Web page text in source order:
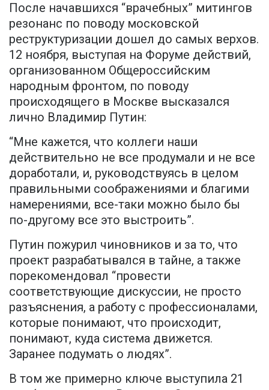
После начавшихся “врачебных” митингов
резонанс по поводу московской
реструктуризации дошел до самых верхов.
12 ноября, выступая на Форуме действий,
организованном Общероссийским
народным фронтом, по поводу
происходящего в Москве высказался
лично Владимир Путин:
“Мне кажется, что коллеги наши
действительно не все продумали и не все
доработали, и, руководствуясь в целом
правильными соображениями и благими
намерениями, все-таки можно было бы
по-другому все это выстроить”.
Путин пожурил чиновников и за то, что
проект разрабатывался в тайне, а также
порекомендовал “провести
соответствующие дискуссии, не просто
разъяснения, а работу с профессионалами,
которые понимают, что происходит,
понимают, куда система движется.
Заранее подумать о людях”.
В том же примерно ключе выступила 21